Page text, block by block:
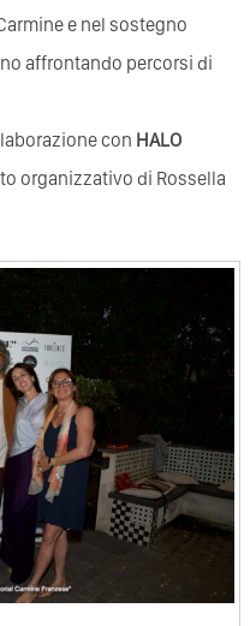
e nel sostegno
affrontando percorsi di
con HALO
organizzativo di Rossella